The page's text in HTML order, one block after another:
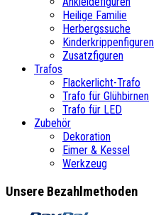
Heilige Familie
Herbergssuche
Kinderkrippenfiguren
Zusatzfiguren
Trafos
Flackerlicht-Trafo
Trafo für Glühbirnen
Trafo für LED
Zubehör
Dekoration
Eimer & Kessel
Werkzeug
Unsere Bezahlmethoden